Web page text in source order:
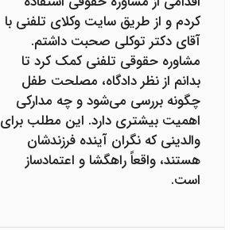
کردم و از طریق سایت وکلای تلفنی با
آقای دکتر توکلی صحبت داشتم.
مشاوره حقوقی تلفنی کمک کرد تا
بدانم از نظر دادگاه، مصلحت طفل
چگونه بررسی می‌شود و چه مدارکی
اهمیت بیشتری دارد. این مطلب برای
والدینی که نگران آینده فرزندشان
هستند، واقعاً راهگشا و اعتمادساز
است.